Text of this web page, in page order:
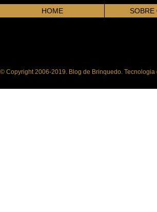
HOME SOBRE
© Copyright 2006-2019. Blog de Brinquedo.